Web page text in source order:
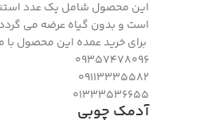
است و بدون گیاه عرضه می
برای خرید عمده این محصول با
09357478096
09113335582
01333536655
آدمک چوبی